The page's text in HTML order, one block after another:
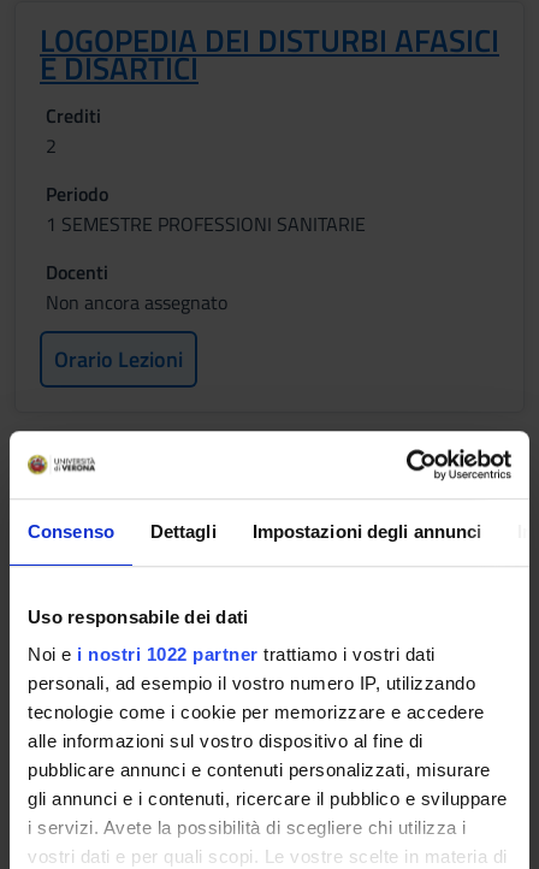
Consenso Dettagli Impostazioni degli annunci
Uso responsabile dei dati
Noi e i nostri 1022 partner trattiamo i vostri dati
personali, ad esempio il vostro numero IP, utilizzando
tecnologie come i cookie per memorizzare e accedere
alle informazioni sul vostro dispositivo al fine di
pubblicare annunci e contenuti personalizzati, misurare
gli annunci e i contenuti, ricercare il pubblico e sviluppare
i servizi. Avete la possibilità di scegliere chi utilizza i
vostri dati e per quali scopi. Le vostre scelte in materia di
LOGOPEDIA DEI DISTURBI AFASICI
E DISARTICI
Crediti
2
Periodo
1 SEMESTRE PROFESSIONI SANITARIE
Docenti
Non ancora assegnato
Orario Lezioni
NEUROANATOMIA E FISIOLOGIA
DELLE FUNZIONI CORTICALI
SUPERIORI
Crediti
Periodo
1 SEMESTRE PROFESSIONI SANITARIE
Docenti
Federico Ranieri
Orario Lezioni